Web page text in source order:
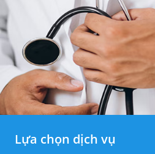
Lựa chọn dịch vụ